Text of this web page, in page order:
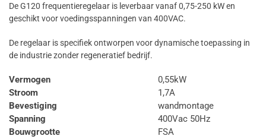
De G120 frequentieregelaar is leverbaar vanaf 0,75-250 kW en
geschikt voor voedingsspanningen van 400VAC.
De regelaar is specifiek ontworpen voor dynamische toepassing in
de industrie zonder regeneratief bedrijf.
Vermogen
0,55kW
Stroom
1,7A
Bevestiging
wandmontage
Spanning
400Vac 50Hz
Bouwgrootte
FSA